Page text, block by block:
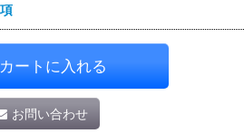
カートに入れる
お問い合わせ